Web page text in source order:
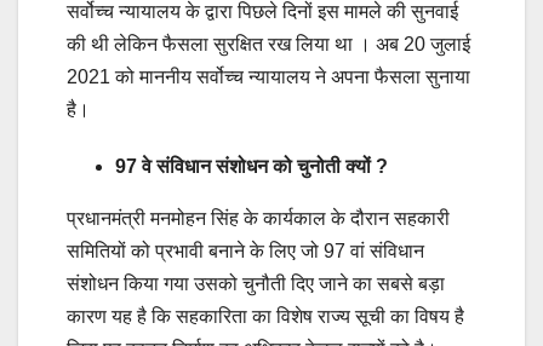
सर्वोच्च न्यायालय के द्वारा पिछले दिनों इस मामले की सुनवाई
की थी लेकिन फैसला सुरक्षित रख लिया था । अब 20 जुलाई
2021 को माननीय सर्वोच्च न्यायालय ने अपना फैसला सुनाया
है।
97 वे संविधान संशोधन को चुनोती क्यों ?
प्रधानमंत्री मनमोहन सिंह के कार्यकाल के दौरान सहकारी
समितियों को प्रभावी बनाने के लिए जो 97 वां संविधान
संशोधन किया गया उसको चुनौती दिए जाने का सबसे बड़ा
कारण यह है कि सहकारिता का विशेष राज्य सूची का विषय है